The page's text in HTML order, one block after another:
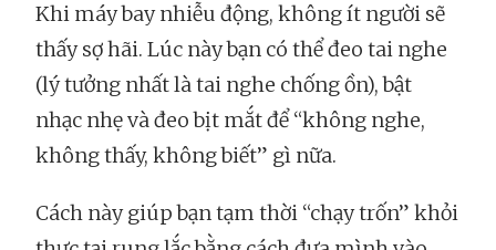
Khi máy bay nhiễu động, không ít người sẽ
thấy sợ hãi. Lúc này bạn có thể đeo tai nghe
(lý tưởng nhất là tai nghe chống ồn), bật
nhạc nhẹ và đeo bịt mắt để “không nghe,
không thấy, không biết” gì nữa.
Cách này giúp bạn tạm thời “chạy trốn” khỏi